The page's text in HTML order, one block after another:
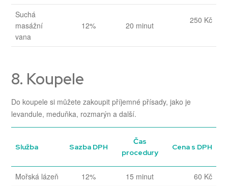
Suchá
masážní
vana
12% 20 minut
250 Kč
8. Koupele
Do koupele si můžete zakoupit příjemné přísady, jako je
levandule, meduňka, rozmarýn a další.
Služba Sazba DPH
Čas
procedury
Cena s DPH
Mořská lázeň 12% 15 minut
60 Kč